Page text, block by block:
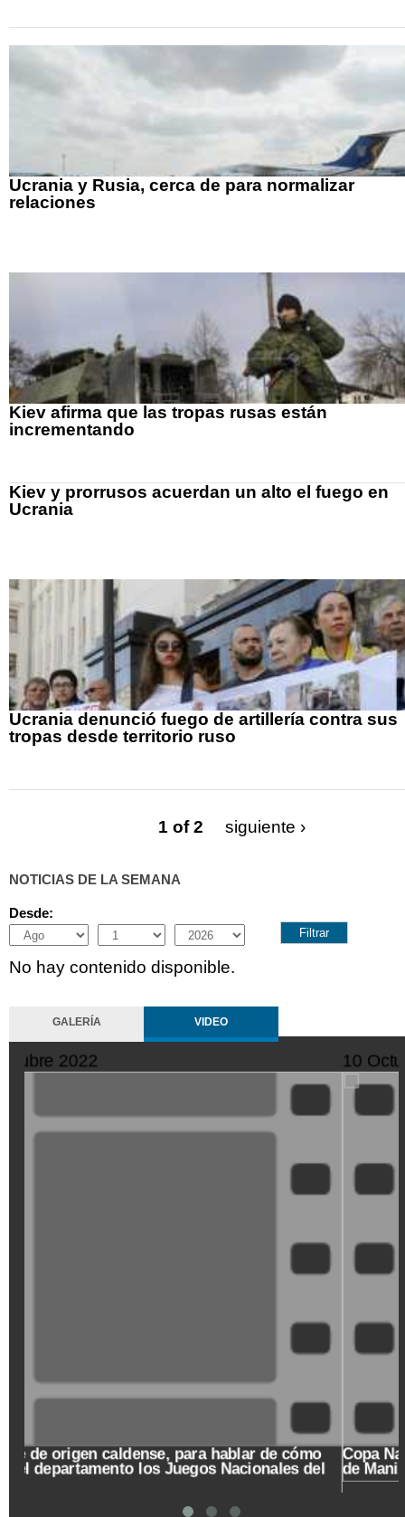
Ucrania y Rusia, cerca de para normalizar
relaciones
Kiev afirma que las tropas rusas están
incrementando
Kiev y prorrusos acuerdan un alto el fuego en
Ucrania
Ucrania denunció fuego de artillería contra sus
tropas desde territorio ruso
1 of 2 siguiente ›
NOTICIAS DE LA SEMANA
Desde:
Month
Day Year
No hay contenido disponible.
GALERÍA VIDEO
11 Octubre 2022
SeQiPrxjl-
M
Un Café de origen caldense, para hablar de cómo
recibe el departamento los Juegos Nacionales del